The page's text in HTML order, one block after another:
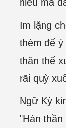
hiểu mà
Im lặng
thèm để
thân thể
rãi quỳ
Ngữ Kỳ
"Hán thần